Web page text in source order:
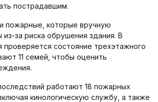
пострадавшим.
пожарные, которые вручную
из-за риска обрушения здания. В
состояние трехэтажного
11 семей, чтобы оценить
работают 18 пожарных
кинологическую службу, а также